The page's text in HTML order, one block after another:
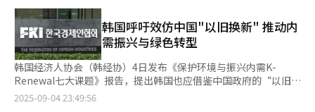
燃气·蒸汽及空气调节供应业（22.5%）。此外，公示企业的平均
在职年限为男性11.8年，女性9.4年，性别间的在职年限差距为
20.9%，较前一年的23%缩小2.1个百分点。 与此同时，对344家
公共机构的性别工资数据分析显示，男性平均工资为7267万韩
元，女性为5816万韩元，性别工资差距为20%，较前一年的
22.7%缩小2.7个百分点。公共机构的平均在职年限为男性10.5
年、女性8.4年，性别差距为19.9%，较前一年的29%缩小9.1个百
分点。 一般而言，在职年限差距缩小通常会带动工资差距的缩
至2.11万韩元，涨幅达19.1%。同期GKL和新罗酒店分别上涨9.1%
和0.21%，乐天观光开发股价则下跌7.9%。尽管酒店股与赌场股
表现分化，但市场普遍预期随着本月底实施的免签政策，相关股价
将迎来实质性上涨。 国务总理金民锡于上月6日主持召开“旅游振
兴迷你政策TF”会议，决定自本月29日至明年6月30日，对中国团
体游客实行免签入境政策。这是在赴韩旅游市场快速恢复的背景
下，通过团体游客免签政策刺激更多赴韩需求，提振地区经济，达
到实质性的内需促进作用。 今年上半年访韩中国游客达252.6841
韩国呼吁效仿中国"以旧换新" 推动内
需振兴与绿色转型
韩国经济人协会（韩经协）4日发布《保护环境与振兴内需K-
Renewal七大课题》报告，提出韩国也应借鉴中国政府的“以旧换
新”消费促进政策，通过更新老旧产品和设施，在振兴内需的同时
2025-09-04 23:49:56